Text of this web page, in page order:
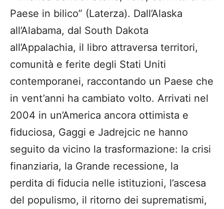
Paese in bilico” (Laterza). Dall’Alaska
all’Alabama, dal South Dakota
all’Appalachia, il libro attraversa territori,
comunità e ferite degli Stati Uniti
contemporanei, raccontando un Paese che
in vent’anni ha cambiato volto. Arrivati nel
2004 in un’America ancora ottimista e
fiduciosa, Gaggi e Jadrejcic ne hanno
seguito da vicino la trasformazione: la crisi
finanziaria, la Grande recessione, la
perdita di fiducia nelle istituzioni, l’ascesa
del populismo, il ritorno dei suprematismi,